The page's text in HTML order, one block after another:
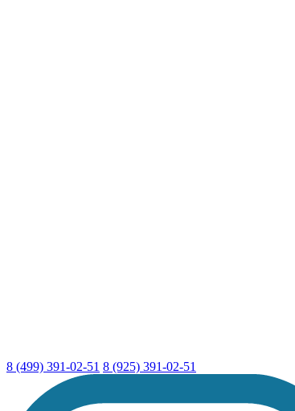
8 (499) 391-02-51 8 (925) 391-02-51